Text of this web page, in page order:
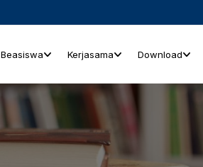
Beasiswa Kerjasama Download